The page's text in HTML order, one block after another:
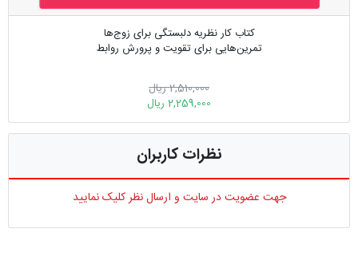
کتاب کار نظریه دلبستگی برای زوج‌ها
تمرین‌هایی برای تقویت و پرورش روابط
2,510,000 ریال
2,259,000 ریال
نظرات کاربران
جهت عضویت در سایت و ارسال نظر کلیک نمایید